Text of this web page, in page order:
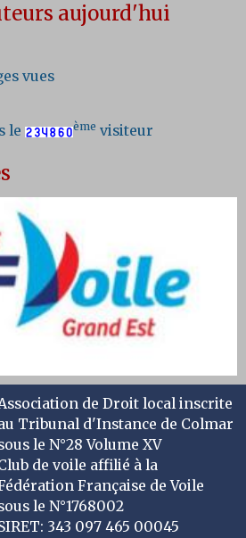
aujourd'hui
vues
le ème visiteur
de Droit local inscrite
Tribunal d'Instance de Colmar
le N°28 Volume XV
de voile affilié à la
Française de Voile
le N°1768002
343 097 465 00045